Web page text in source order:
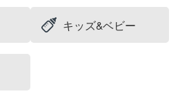
キッズ&ベビー